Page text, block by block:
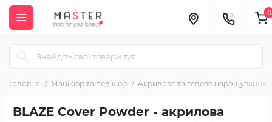
0
Головна Манікюр та педікюр Акрилове та гелеве нарощування
BLAZE Cover Powder - акрилова